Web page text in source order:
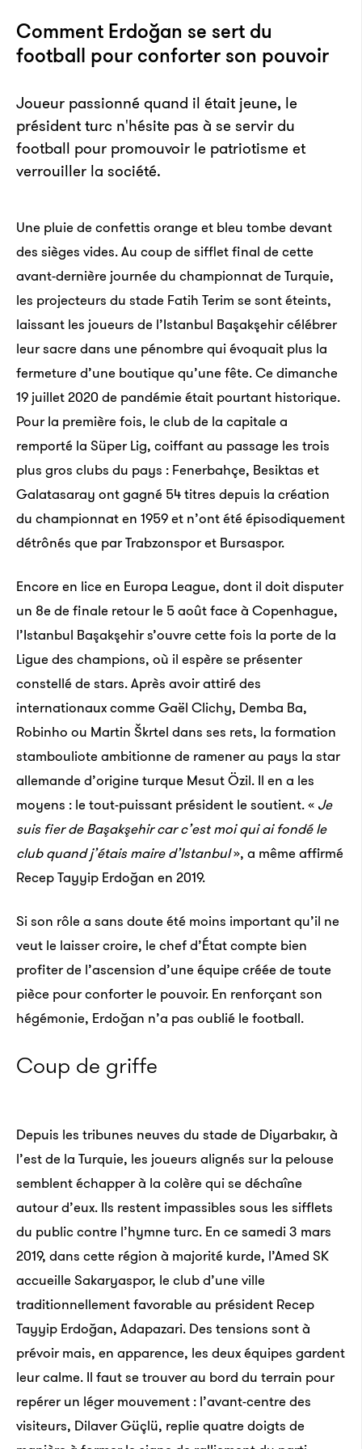
Pour combattre la délinquance dans les quar­tiers les
plus pauvres de la capi­tale du Kenya, Eliza­beth
Njoroge a fondé le Ghetto Clas­sics Orches­tra, inté­
gra­le­ment formé avec les jeunes des bidon­villes.
Libe­ria : visi­tez l’île aux singes
archi­pel plein de chim­pan­zés.
Maroc : allez goûter le meilleur haschisch du
monde
Cette ville maro­caine produit le meilleur haschisch
du monde. Bien­ve­nue à Ketama, village du Rif où est
produit le meilleur hash de la planète.
Mada­gas­car : visi­tez le cime­tière de pirates de
l’île Sainte-Marie
Située aux abords de la route commer­ciales des
Indes orien­tales, les pirates du monde entier l’ont
occu­pée pendant près d’un siècle, jusqu’à la colo­ni­
sa­tion française de Mada­gas­car à la fin des années
1700.
Crédits : Kons­tan­tin Kali­shko
La Barbade : admi­rez les vestiges de canons
qui envoyaient des objets dans l’es­pace
Dans les années 1960, Project HARP (High Alti­tude
tique des rentrées atmo­sphères. En d’autres termes,
les dépar­te­ments de la défense du Canada et des
États-Unis lançaient des projec­tiles dans l’es­pace, à
l’aide d’un énorme canon, afin d’étu­dier leur trajec­
toire et leur vitesse.
Baha­mas : décou­vrez une île privée trans­for­
mée en parc d’at­trac­tions géant
L’île de CocoCay n’abrite plus de pirates depuis
long­temps, mais ce joyau des Baha­mas est en train
de deve­nir le plus grand parc aqua­tique des
Caraïbes.
Comment Erdoğan se sert du
football pour conforter son pouvoir
Joueur passionné quand il était jeune, le
président turc n'hésite pas à se servir du
football pour promouvoir le patriotisme et
verrouiller la société.
Une pluie de confettis orange et bleu tombe devant
des sièges vides. Au coup de sifflet final de cette
avant-dernière journée du championnat de Turquie,
les projecteurs du stade Fatih Terim se sont éteints,
laissant les joueurs de l’Istanbul Başakşehir célébrer
leur sacre dans une pénombre qui évoquait plus la
fermeture d’une boutique qu’une fête. Ce dimanche
19 juillet 2020 de pandémie était pourtant historique.
Pour la première fois, le club de la capitale a
remporté la Süper Lig, coiffant au passage les trois
plus gros clubs du pays : Fenerbahçe, Besiktas et
Galatasaray ont gagné 54 titres depuis la création
du championnat en 1959 et n’ont été épisodiquement
détrônés que par Trabzonspor et Bursaspor.
Encore en lice en Europa League, dont il doit disputer
un 8e de finale retour le 5 août face à Copenhague,
l’Istanbul Başakşehir s’ouvre cette fois la porte de la
Ligue des champions, où il espère se présenter
constellé de stars. Après avoir attiré des
internationaux comme Gaël Clichy, Demba Ba,
Robinho ou Martin Škrtel dans ses rets, la formation
stambouliote ambitionne de ramener au pays la star
allemande d’origine turque Mesut Özil. Il en a les
moyens : le tout-puissant président le soutient. « Je
suis fier de Başakşehir car c’est moi qui ai fondé le
club quand j’étais maire d’Istanbul», a même affirmé
Recep Tayyip Erdoğan en 2019.
Si son rôle a sans doute été moins important qu’il ne
veut le laisser croire, le chef d’État compte bien
profiter de l’ascension d’une équipe créée de toute
pièce pour conforter le pouvoir. En renforçant son
hégémonie, Erdoğan n’a pas oublié le football.
Coup de griffe
Depuis les tribunes neuves du stade de Diyarbakır, à
l’est de la Turquie, les joueurs alignés sur la pelouse
semblent échapper à la colère qui se déchaîne
autour d’eux. Ils restent impassibles sous les sifflets
du public contre l’hymne turc. En ce samedi 3 mars
2019, dans cette région à majorité kurde, l’Amed SK
accueille Sakaryaspor, le club d’une ville
traditionnellement favorable au président Recep
Tayyip Erdoğan, Adapazari. Des tensions sont à
prévoir mais, en apparence, les deux équipes gardent
leur calme. Il faut se trouver au bord du terrain pour
repérer un léger mouvement : l’avant-centre des
visiteurs, Dilaver Güçlü, replie quatre doigts de